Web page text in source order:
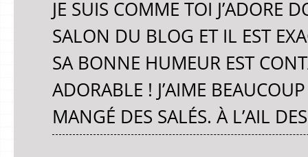
JE SUIS COMME TOI J’ADORE
SALON DU BLOG ET IL EST
SA BONNE HUMEUR EST
ADORABLE ! J’AIME
MANGÉ DES SALÉS. À L’AIL